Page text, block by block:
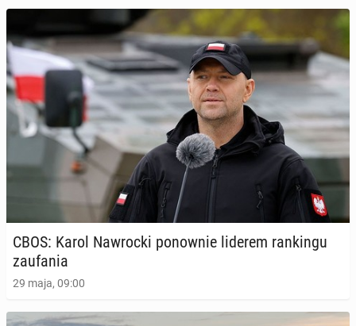
CBOS: Karol Na­wroc­ki po­now­nie liderem ran­kin­gu
za­ufa­nia
29 maja, 09:00